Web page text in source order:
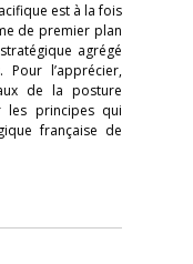
est à la fois
de premier plan
agrégé
l’apprécier,
de la posture
les principes qui
française de